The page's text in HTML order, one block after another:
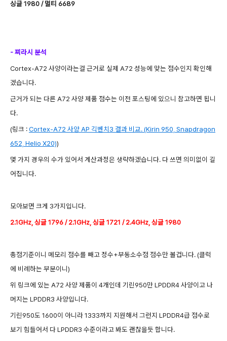
싱글 1980 / 멀티 6689
- 찌라시 분석
Cortex-A72 사양이라는걸 근거로 실제 A72 성능에 맞는 점수인지 확인해
겠습니다.
근거가 되는 다른 A72 사양 제품 점수는 이전 포스팅에 있으니 참고하면 됩니
다.
(링크 :Cortex-A72 사양 AP 긱벤치3 결과 비교. (Kirin 950, Snapdragon
652, Helio X20))
몇 가지 경우의 수가 있어서 계산과정은 생략하겠습니다. 다 쓰면 의미없이 길
어집니다.
모아보면 크게 3가지입니다.
2.1GHz, 싱글 1796 / 2.1GHz, 싱글 1721 / 2.4GHz, 싱글 1980
총점기준이니 메모리 점수를 빼고 정수+부동소수점 점수만 볼겁니다. (클럭
에 비례하는 부분이니)
위 링크에 있는 A72 사양 제품이 4개인데 기린950만 LPDDR4 사양이고 나
머지는 LPDDR3 사양입니다.
기린950도 1600이 아니라 1333까지 지원해서 그런지 LPDDR4급 점수로
보기 힘들어서 다 LPDDR3 수준이라고 봐도 괜찮을듯 합니다.